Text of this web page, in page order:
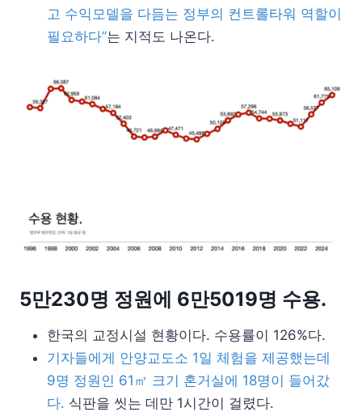
고 수익모델을 다듬는 정부의 컨트롤타워 역할이
필요하다”는 지적도 나온다.
5만230명 정원에 6만5019명 수용.
한국의 교정시설 현황이다. 수용률이 126%다.
기자들에게 안양교도소 1일 체험을 제공했는데
9명 정원인 61㎡ 크기 혼거실에 18명이 들어갔
다. 식판을 씻는 데만 1시간이 걸렸다.